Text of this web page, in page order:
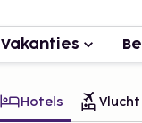
Vakanties
Hotels Vlucht